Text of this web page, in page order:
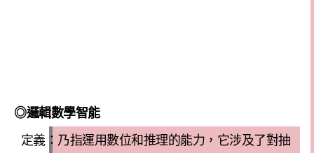
◎邏輯數學智能
定義：乃指運用數位和推理的能力，它涉及了對抽